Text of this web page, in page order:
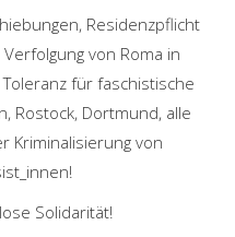
Residenzpflicht
von Roma in
für faschistische
Rostock, Dortmund, alle
Kriminalisierung von
Solidarität!